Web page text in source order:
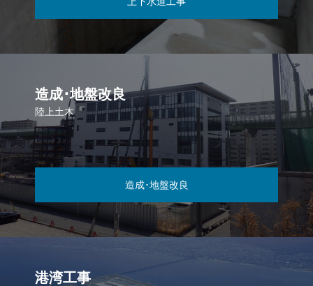
造成･地盤改良
陸上土木
造成･地盤改良
港湾工事